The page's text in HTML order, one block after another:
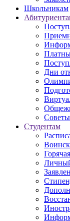
Школьникам
Дни
Студентам